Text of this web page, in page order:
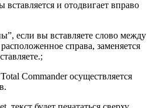
вставляется и отодвигает вправо
если вы вставляете слово между
справа, заменяется
Commander осуществляется